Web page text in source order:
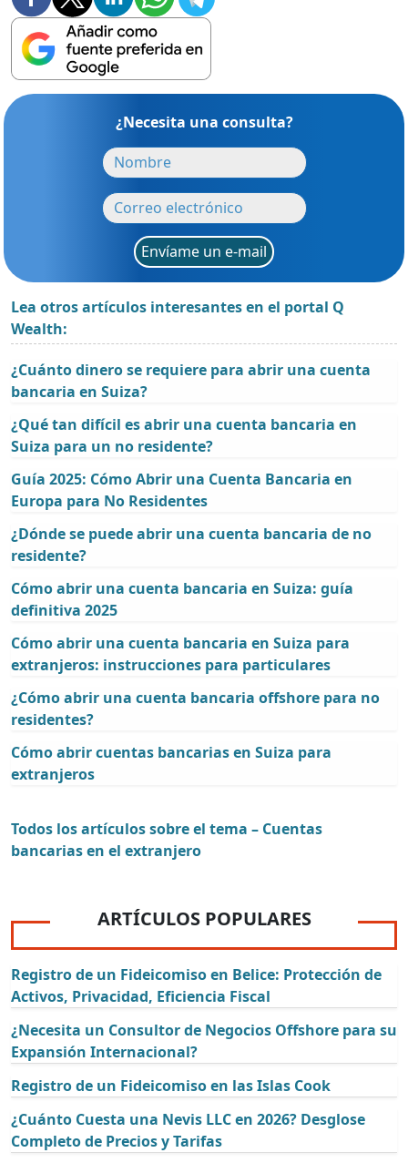
¿Necesita una consulta?
Envíame un e-mail
Lea otros artículos interesantes en el portal Q
Wealth:
¿Cuánto dinero se requiere para abrir una cuenta
bancaria en Suiza?
¿Qué tan difícil es abrir una cuenta bancaria en
Suiza para un no residente?
Guía 2025: Cómo Abrir una Cuenta Bancaria en
Europa para No Residentes
¿Dónde se puede abrir una cuenta bancaria de no
residente?
Cómo abrir una cuenta bancaria en Suiza: guía
definitiva 2025
Cómo abrir una cuenta bancaria en Suiza para
extranjeros: instrucciones para particulares
¿Cómo abrir una cuenta bancaria offshore para no
residentes?
Cómo abrir cuentas bancarias en Suiza para
extranjeros
Todos los artículos sobre el tema – Cuentas
bancarias en el extranjero
ARTÍCULOS POPULARES
Registro de un Fideicomiso en Belice: Protección de
Activos, Privacidad, Eficiencia Fiscal
¿Necesita un Consultor de Negocios Offshore para su
Expansión Internacional?
Registro de un Fideicomiso en las Islas Cook
¿Cuánto Cuesta una Nevis LLC en 2026? Desglose
Completo de Precios y Tarifas